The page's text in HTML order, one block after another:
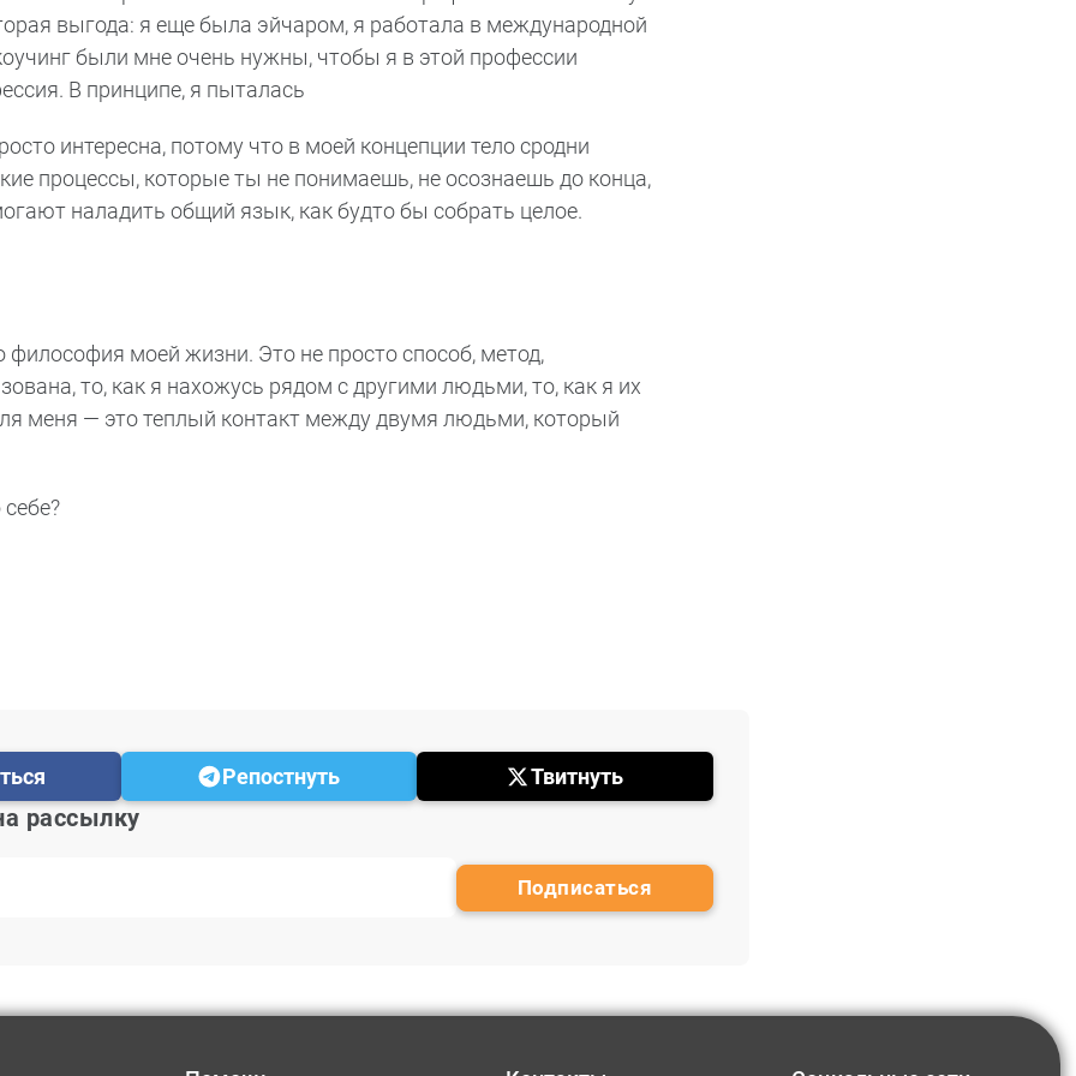
выгода: я еще была эйчаром, я работала в международной
были мне очень нужны, чтобы я в этой профессии
В принципе, я пыталась
интересна, потому что в моей концепции тело сродни
процессы, которые ты не понимаешь, не осознаешь до конца,
наладить общий язык, как будто бы собрать целое.
моей жизни. Это не просто способ, метод,
то, как я нахожусь рядом с другими людьми, то, как я их
меня — это теплый контакт между двумя людьми, который
Репостнуть Твитнуть
рассылку